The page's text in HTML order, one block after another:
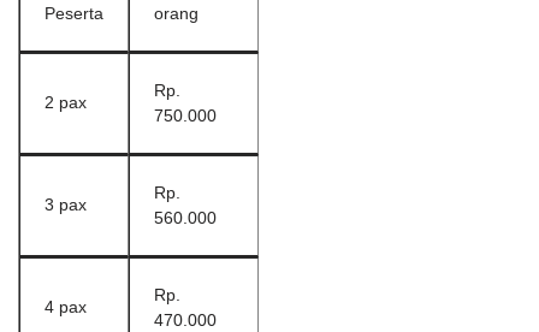
Peserta
orang
2 pax
Rp.
750.000
3 pax
Rp.
560.000
4 pax
Rp.
470.000